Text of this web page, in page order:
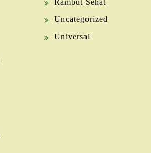
Uncategorized
Universal